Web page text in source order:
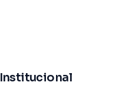
Institucional